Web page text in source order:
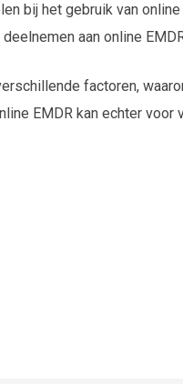
bij het gebruik van
aan online
factoren,
EMDR kan echter